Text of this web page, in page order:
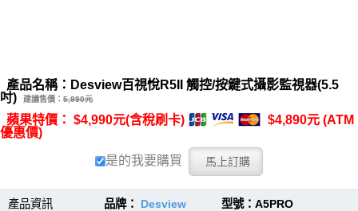
產品名稱：Desview百視悅R5II 觸控/按鍵式攝影監視器(5.5
吋)
建議售價： 5,990元
蘋果特價： $4,990元(含稅刷卡)
$4,890元 (ATM
優惠價)
是的我要購買
產品資訊 品牌： Desview 型號：A5PRO